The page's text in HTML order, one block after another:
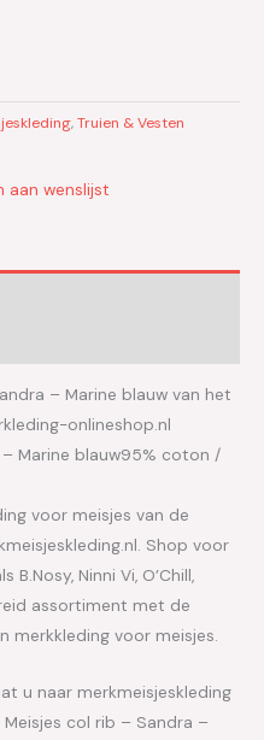
,Truien & Vesten
aan wenslijst
– Marine blauw van het
onlineshop.nl
Marine blauw95% coton /
voor meisjes van de
Shop voor
Ninni Vi, O’Chill,
assortiment met de
merkkleding voor meisjes.
u naar merkmeisjeskleding
col rib – Sandra –